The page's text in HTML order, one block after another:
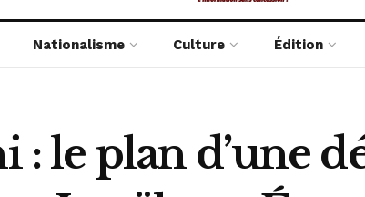
Nationalisme Culture Édition
le plan d’une